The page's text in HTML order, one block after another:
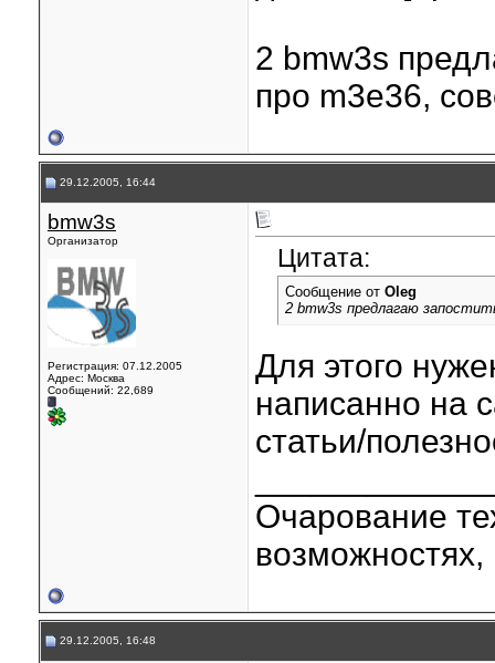
2 bmw3s
про m3e36,
29.12.2005, 16:44
bmw3s
Организатор
Регистрация: 07.12.2005
Адрес: Москва
Сообщений: 22,689
Цитата:
Сообщение от Oleg
2 bmw3s предлагаю
Для этого
написанно на
статьи/
Очарование
возможностях,
29.12.2005, 16:48